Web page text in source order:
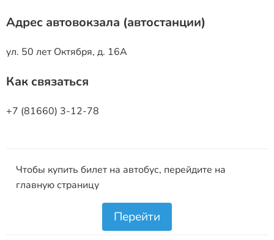
Адрес автовокзала (автостанции)
ул. 50 лет Октября, д. 16А
Как связаться
+7 (81660) 3-12-78
Чтобы купить билет на автобус, перейдите на
главную страницу
Перейти